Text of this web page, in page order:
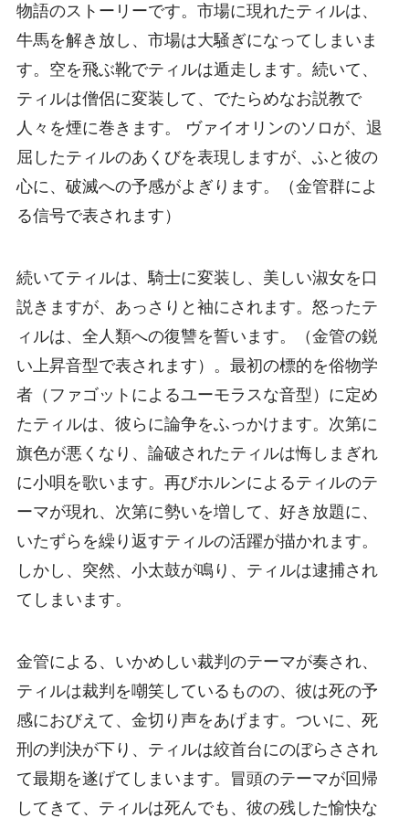
物語のストーリーです。市場に現れたティルは、
牛馬を解き放し、市場は大騒ぎになってしまいま
す。空を飛ぶ靴でティルは遁走します。続いて、
ティルは僧侶に変装して、でたらめなお説教で
人々を煙に巻きます。 ヴァイオリンのソロが、退
屈したティルのあくびを表現しますが、ふと彼の
心に、破滅への予感がよぎります。（金管群によ
る信号で表されます）
続いてティルは、騎士に変装し、美しい淑女を口
説きますが、あっさりと袖にされます。怒ったテ
ィルは、全人類への復讐を誓います。（金管の鋭
い上昇音型で表されます）。最初の標的を俗物学
者（ファゴットによるユーモラスな音型）に定め
たティルは、彼らに論争をふっかけます。次第に
旗色が悪くなり、論破されたティルは悔しまぎれ
に小唄を歌います。再びホルンによるティルのテ
ーマが現れ、次第に勢いを増して、好き放題に、
いたずらを繰り返すティルの活躍が描かれます。
しかし、突然、小太鼓が鳴り、ティルは逮捕され
てしまいます。
金管による、いかめしい裁判のテーマが奏され、
ティルは裁判を嘲笑しているものの、彼は死の予
感におびえて、金切り声をあげます。ついに、死
刑の判決が下り、ティルは絞首台にのぼらさされ
て最期を遂げてしまいます。冒頭のテーマが回帰
してきて、ティルは死んでも、彼の残した愉快な